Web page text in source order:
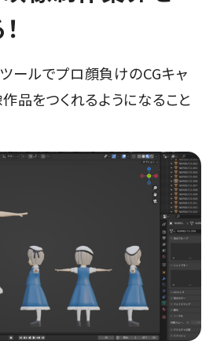
ールでプロ顔負けのCGキャ
作品をつくれるようになること